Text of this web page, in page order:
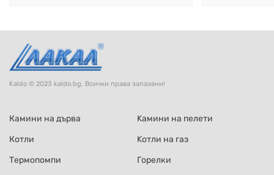
Kaldo © 2023 kaldo.bg. Всички права запазени!
Камини на дърва
Kамини на пелети
Котли
Kотли на газ
Термопомпи
Горелки